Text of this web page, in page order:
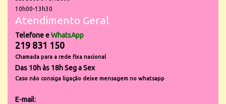
10h00-13h30
Atendimento Geral
Telefone eWhatsApp
219 831 150
Chamada para a rede fixa nacional
Das 10h às 18h Seg a Sex
Caso não consiga ligação deixe mensagem no whatsapp
E-mail: